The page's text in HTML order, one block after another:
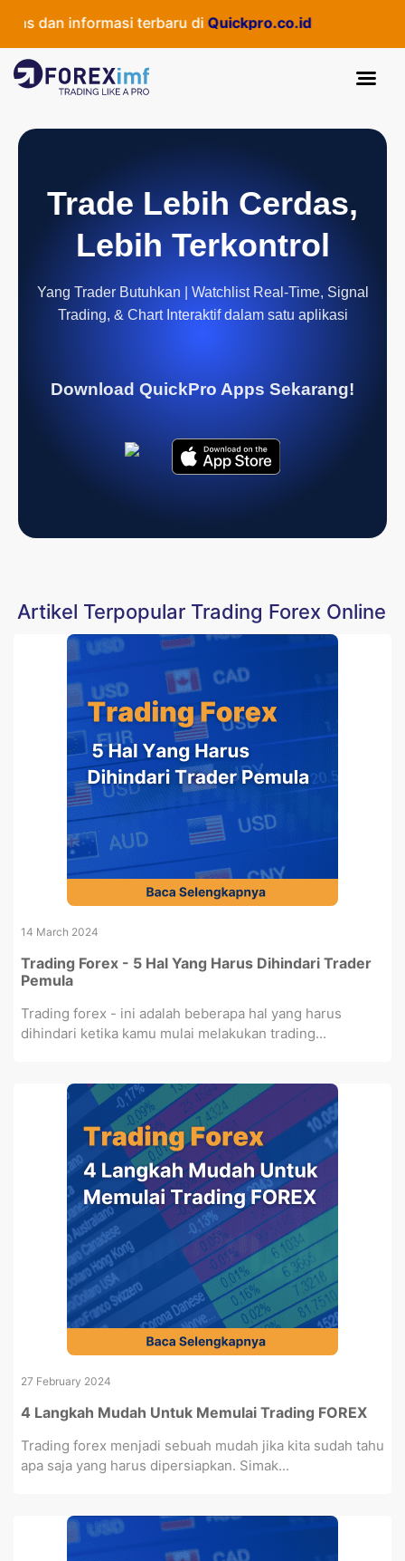
dan informasi terbaru di Quickpro.co.id
Trade Lebih Cerdas,
Lebih Terkontrol
Yang Trader Butuhkan | Watchlist Real-Time, Signal
Trading, & Chart Interaktif dalam satu aplikasi
Download QuickPro Apps Sekarang!
Artikel Terpopular Trading Forex Online
14 March 2024
Trading Forex - 5 Hal Yang Harus Dihindari Trader
Pemula
Trading forex - ini adalah beberapa hal yang harus
dihindari ketika kamu mulai melakukan trading...
27 February 2024
4 Langkah Mudah Untuk Memulai Trading FOREX
Trading forex menjadi sebuah mudah jika kita sudah tahu
apa saja yang harus dipersiapkan. Simak...